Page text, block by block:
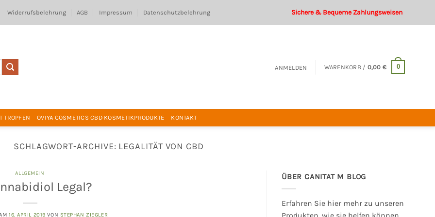
Widerrufsbelehrung AGB Impressum Datenschutzbelehrung Sichere & Bequeme Zahlungsweisen
ANMELDEN WARENKORB / 0,00 € 0
TROPFEN OVIYA COSMETICS CBD KOSMETIKPRODUKTE KONTAKT
SCHLAGWORT-ARCHIVE: LEGALITÄT VON CBD
ALLGEMEIN
Legal?
16. APRIL 2019 VON STEPHAN ZIEGLER
ÜBER CANITAT M BLOG
Erfahren Sie hier mehr zu unseren